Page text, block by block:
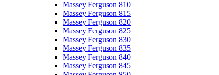
Massey Ferguson 810
Massey Ferguson 815
Massey Ferguson 820
Massey Ferguson 825
Massey Ferguson 830
Massey Ferguson 835
Massey Ferguson 840
Massey Ferguson 845